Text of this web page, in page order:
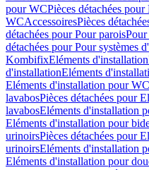
pour WCPièces détachées
WCAccessoiresPièces
détachées pour Pour paroisPour
détachées pour Pour systèmes
KombifixEléments d'installation
d'installationEléments
Eléments d'installation pour WC
lavabosPièces détachées pour
lavabosEléments d'installation
Eléments d'installation pour
urinoirsPièces détachées pour
urinoirsEléments d'installation
Eléments d'installation pour